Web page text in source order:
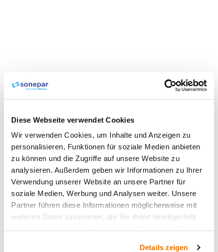
Diese Webseite verwendet Cookies
Wir verwenden Cookies, um Inhalte und Anzeigen zu
personalisieren, Funktionen für soziale Medien anbieten
zu können und die Zugriffe auf unsere Website zu
analysieren. Außerdem geben wir Informationen zu Ihrer
Verwendung unserer Website an unsere Partner für
soziale Medien, Werbung und Analysen weiter. Unsere
Partner führen diese Informationen möglicherweise mit
weiteren Daten zusammen, die Sie ihnen bereitgestellt
Details zeigen